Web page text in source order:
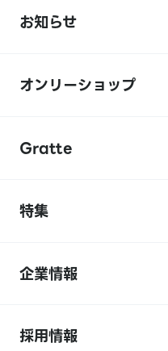
お知らせ
オンリーショップ
Gratte
特集
企業情報
採用情報